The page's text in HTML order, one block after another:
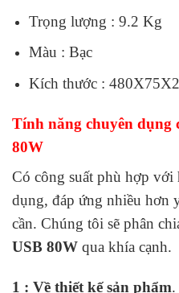
Trọng lượng : 9.2 Kg
Màu : Bạc
Kích thước :
Tính năng chuyên dụng
80W
Có công suất phù hợp với
dụng, đáp ứng nhiều hơn
cần. Chúng tôi sẽ phân
USB 80W qua khía cạnh.
1 : Về thiết kế sản phẩm.